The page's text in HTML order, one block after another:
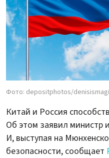
Фото: depositphotos/
Китай и Россия
Об этом заявил министр
И, выступая на
безопасности, сообщает